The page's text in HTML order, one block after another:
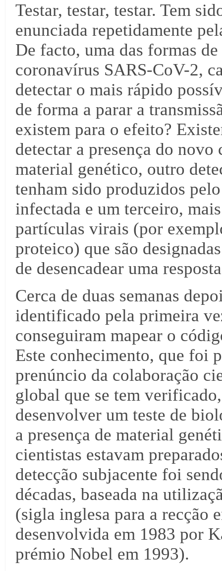
Testar, testar, testar. Tem
enunciada repetidamente
De facto, uma das formas
coronavírus SARS-CoV-2,
detectar o mais rápido
de forma a parar a
existem para o efeito?
detectar a presença do
material genético, outro
tenham sido produzidos
infectada e um terceiro,
partículas virais (por
proteico) que são
de desencadear uma
Cerca de duas semanas
identificado pela primeira
conseguiram mapear o
Este conhecimento, que foi
prenúncio da colaboração
global que se tem
desenvolver um teste de
a presença de material
cientistas estavam
detecção subjacente foi
décadas, baseada na
(sigla inglesa para a recção
desenvolvida em 1983 por
prémio Nobel em 1993).